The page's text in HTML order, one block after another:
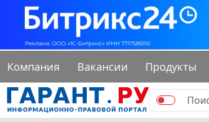
Компания Вакансии Продукты